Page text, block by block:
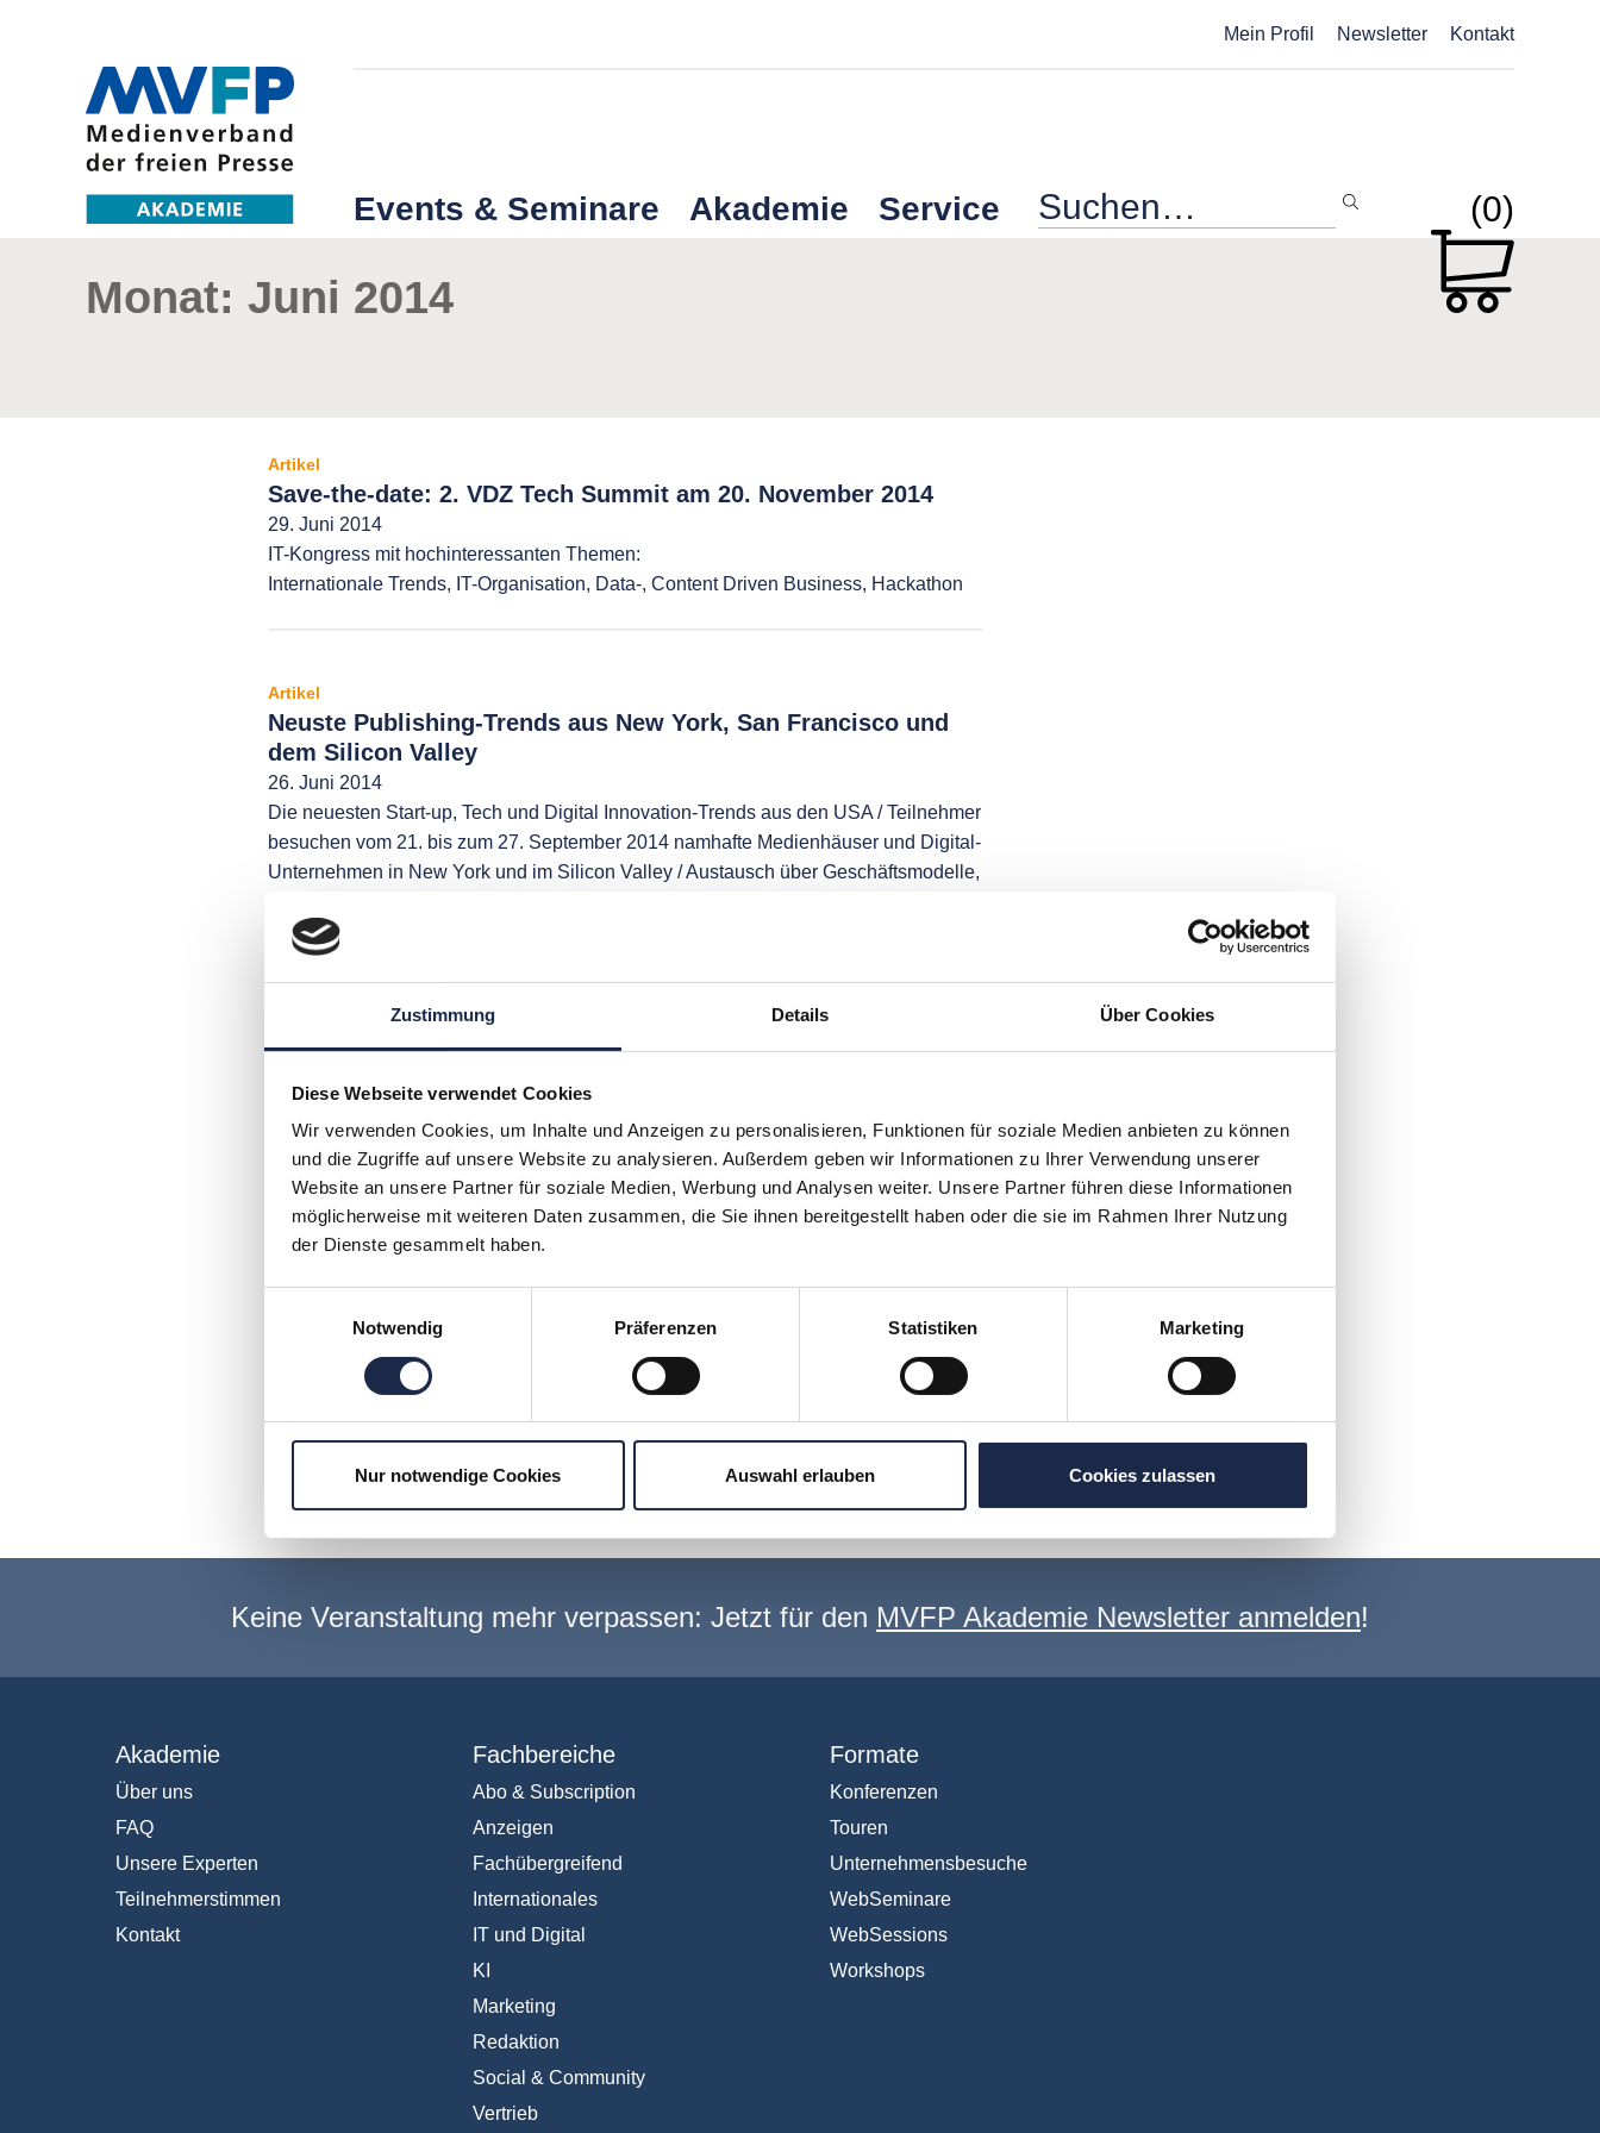
Zustimmung Details Über Cookies
Diese Webseite verwendet Cookies
Wir verwenden Cookies, um Inhalte und Anzeigen zu personalisieren, Funktionen für soziale Medien anbieten zu können
und die Zugriffe auf unsere Website zu analysieren. Außerdem geben wir Informationen zu Ihrer Verwendung unserer
Website an unsere Partner für soziale Medien, Werbung und Analysen weiter. Unsere Partner führen diese Informationen
möglicherweise mit weiteren Daten zusammen, die Sie ihnen bereitgestellt haben oder die sie im Rahmen Ihrer Nutzung
der Dienste gesammelt haben.
Notwendig
Präferenzen Statistiken Marketing
Nur notwendige Cookies Auswahl erlauben Cookies zulassen
Mein Profil Newsletter Kontakt
Events & Seminare Akademie Service (0)
Monat: Juni 2014
Artikel
Save-the-date: 2. VDZ Tech Summit am 20. November 2014
29. Juni 2014
IT-Kongress mit hochinteressanten Themen:
Internationale Trends, IT-Organisation, Data-, Content Driven Business, Hackathon
Artikel
Neuste Publishing-Trends aus New York, San Francisco und
dem Silicon Valley
26. Juni 2014
Die neuesten Start-up, Tech und Digital Innovation-Trends aus den USA / Teilnehmer
besuchen vom 21. bis zum 27. September 2014 namhafte Medienhäuser und Digital-
Unternehmen in New York und im Silicon Valley / Austausch über Geschäftsmodelle,
Neues Format von VDZ Akademie und RTL Journalistenschule am 11./12.
November 2014 in Köln vermittelt Erfolgsfaktoren für Content und Vermarktung
Artikel
B2B Digital Media Sales Innovator
5 Tage – 5 Stationen – 1 Ziel: Neues Veranstaltungsformat der VDZ Akademie
Keine Veranstaltung mehr verpassen: Jetzt für den MVFP Akademie Newsletter anmelden!
Akademie
Über uns
FAQ
Unsere Experten
Teilnehmerstimmen
Kontakt
Fachbereiche
Abo & Subscription
Anzeigen
Fachübergreifend
Internationales
IT und Digital
KI
Marketing
Redaktion
Social & Community
Vertrieb
Formate
Konferenzen
Touren
Unternehmensbesuche
WebSeminare
WebSessions
Workshops